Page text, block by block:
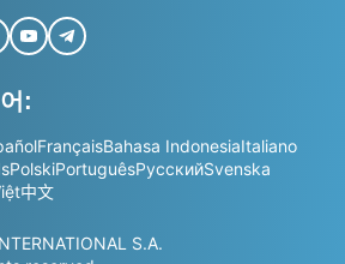
:
FrançaisBahasa IndonesiaItaliano
PolskiPortuguêsРусскийSvenska
中文
S.A.